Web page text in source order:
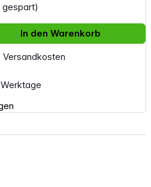
Versandkosten
den gewünschten
In den Warenkorb